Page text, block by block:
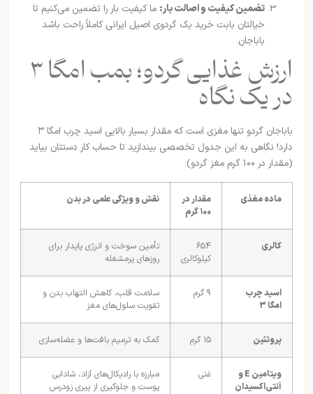
تضمین کیفیت و اصالت بار: ما کیفیت بار را تضمین می‌کنیم تا
خیالتان بابت خرید یک گردوی اصیل ایرانی کاملاً راحت باشد
باباجان.
ارزش غذایی گردو؛ بمب امگا ۳
در یک نگاه
باباجان گردو تنها مغزی است که مقدار بسیار بالایی اسید چرب امگا ۳
دارد! نگاهی به این جدول تخصصی بیندازید تا حساب کار دستتان بیاید
(مقدار در ۱۰۰ گرم مغز گردو):
ماده مغذی
مقدار در
۱۰۰ گرم
نقش و ویژگی علمی در بدن
کالری
۶۵۴
کیلوکالری
تأمین سوخت و انرژی پایدار برای
روزهای پرمشغله
اسید چرب
امگا ۳
۹ گرم
سلامت قلب، کاهش التهاب بدن و
تقویت سلول‌های مغز
پروتئین ۱۵ گرم کمک به ترمیم بافت‌ها و عضله‌سازی
ویتامین E و
آنتی‌اکسیدان
غنی
مبارزه با رادیکال‌های آزاد، شادابی
پوست و جلوگیری از پیری زودرس